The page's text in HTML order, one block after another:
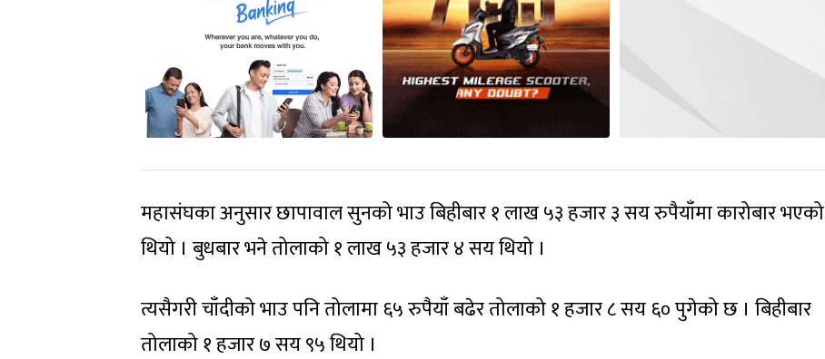
महासंघका अनुसार छापावाल सुनको भाउ बिहीबार १ लाख ५३ हजार ३ सय रुपैयाँमा कारोबार भएको
थियो । बुधबार भने तोलाको १ लाख ५३ हजार ४ सय थियो ।
त्यसैगरी चाँदीको भाउ पनि तोलामा ६५ रुपैयाँ बढेर तोलाको १ हजार ८ सय ६० पुगेको छ । बिहीबार
तोलाको १ हजार ७ सय ९५ थियो ।